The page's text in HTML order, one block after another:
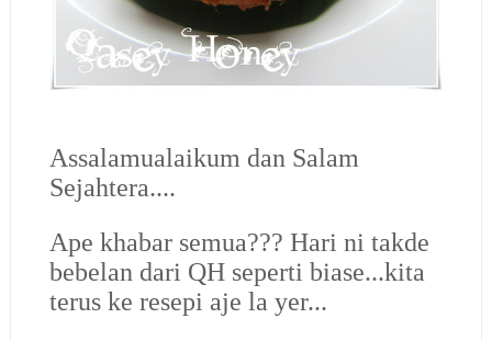
Assalamualaikum dan Salam
Sejahtera....
Ape khabar semua??? Hari ni takde
bebelan dari QH seperti biase...kita
terus ke resepi aje la yer...